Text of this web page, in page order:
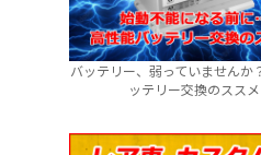
バッテリー、弱っていませんか
ッテリー交換のススメ